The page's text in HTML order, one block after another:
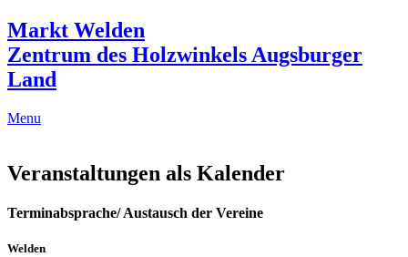
Markt Welden
Zentrum des Holzwinkels Augsburger
Land
Menu
Veranstaltungen als Kalender
Terminabsprache/ Austausch der Vereine
Welden